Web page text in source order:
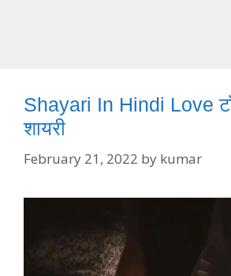
Shayari In Hindi Love
शायरी
February 21, 2022 by kumar